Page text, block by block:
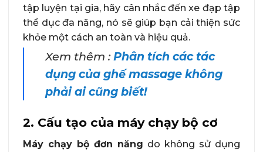
tập luyện tại gia, hãy cân nhắc đến xe đạp tập
thể dục đa năng, nó sẽ giúp bạn cải thiện sức
khỏe một cách an toàn và hiệu quả.
Xem thêm :Phân tích các tác
dụng của ghế massage không
phải ai cũng biết!
2. Cấu tạo của máy chạy bộ cơ
Máy chạy bộ đơn năng do không sử dụng